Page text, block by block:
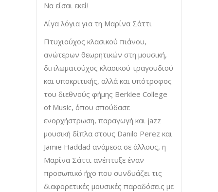
Να είσαι εκεί!
Λίγα λόγια για τη Μαρίνα Σάττι
Πτυχιούχος κλασικού πιάνου,
ανώτερων θεωρητικών στη μουσική,
διπλωματούχος κλασικού τραγουδιού
και υποκριτικής, αλλά και υπότροφος
του διεθνούς φήμης Berklee College
of Music, όπου σπούδασε
ενορχήστρωση, παραγωγή και jazz
μουσική δίπλα στους Danilo Perez και
Jamie Haddad ανάμεσα σε άλλους, η
Μαρίνα Σάττι ανέπτυξε έναν
προσωπικό ήχο που συνδυάζει τις
διαφορετικές μουσικές παραδόσεις με